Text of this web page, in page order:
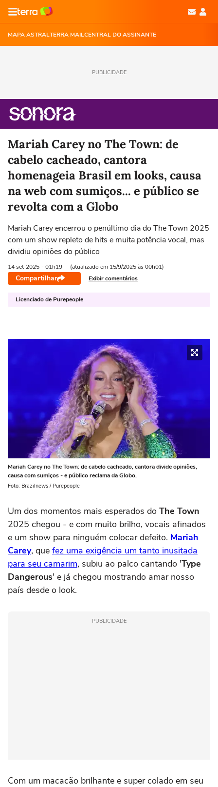
MAPA ASTRALTERRA MAILCENTRAL DO ASSINANTE
PUBLICIDADE
Mariah Carey no The Town: de
cabelo cacheado, cantora
homenageia Brasil em looks, causa
na web com sumiços... e público se
revolta com a Globo
Mariah Carey encerrou o penúltimo dia do The Town 2025
com um show repleto de hits e muita potência vocal, mas
dividiu opiniões do público
14 set 2025 - 01h19 (atualizado em 15/9/2025 às 00h01)
Compartilhar Exibir comentários
Licenciado de Purepeople
Mariah Carey no The Town: de cabelo cacheado, cantora divide opiniões,
causa com sumiços - e público reclama da Globo.
Foto: Brazilnews / Purepeople
Um dos momentos mais esperados do The Town
2025 chegou - e com muito brilho, vocais afinados
e um show para ninguém colocar defeito. Mariah
Carey, que fez uma exigência um tanto inusitada
para seu camarim, subiu ao palco cantando 'Type
Dangerous' e já chegou mostrando amar nosso
país desde o look.
PUBLICIDADE
Com um macacão brilhante e super colado em seu